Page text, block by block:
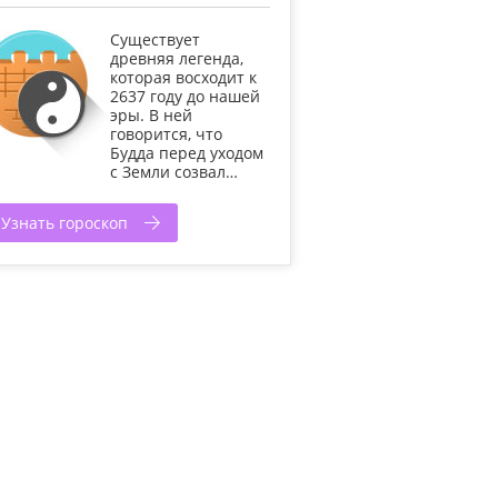
Существует
древняя легенда,
которая восходит к
2637 году до нашей
эры. В ней
говорится, что
Будда перед уходом
с Земли созвал…
Узнать гороскоп